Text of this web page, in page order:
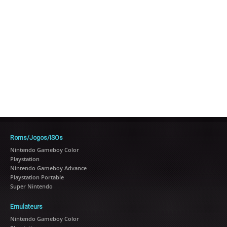
Roms/Jogos/ISOs
Nintendo Gameboy Color
Playstation
Nintendo Gameboy Advance
Playstation Portable
Super Nintendo
Emulateurs
Nintendo Gameboy Color